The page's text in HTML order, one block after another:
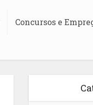
Concursos e